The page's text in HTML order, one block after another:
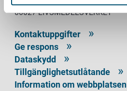
00027 LIVSMEDELSVERKET
Kontaktuppgifter
Ge respons
Dataskydd
Tillgänglighetsutlåtande
Information om webbplatsen